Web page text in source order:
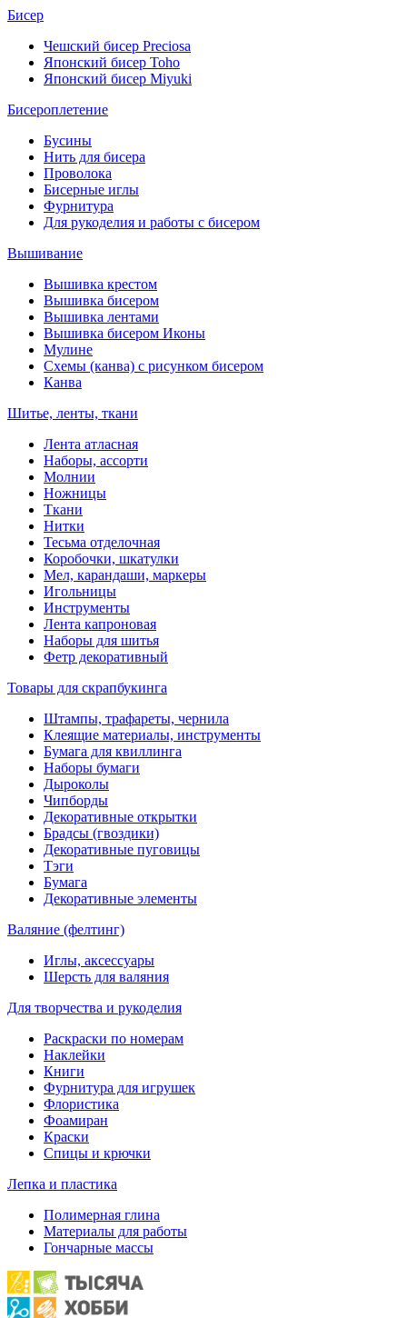
Бисер
Чешский бисер Preciosa
Японский бисер Toho
Японский бисер Miyuki
Бисероплетение
Бусины
Нить для бисера
Проволока
Бисерные иглы
Фурнитура
Для рукоделия и работы с бисером
Вышивание
Вышивка крестом
Вышивка бисером
Вышивка лентами
Вышивка бисером Иконы
Мулине
Схемы (канва) с рисунком бисером
Канва
Шитье, ленты, ткани
Лента атласная
Наборы, ассорти
Молнии
Ножницы
Ткани
Нитки
Тесьма отделочная
Коробочки, шкатулки
Мел, карандаши, маркеры
Игольницы
Инструменты
Лента капроновая
Наборы для шитья
Фетр декоративный
Товары для скрапбукинга
Штампы, трафареты, чернила
Клеящие материалы, инструменты
Бумага для квиллинга
Наборы бумаги
Дыроколы
Чипборды
Декоративные открытки
Брадсы (гвоздики)
Декоративные пуговицы
Тэги
Бумага
Декоративные элементы
Валяние (фелтинг)
Иглы, аксессуары
Шерсть для валяния
Для творчества и рукоделия
Раскраски по номерам
Наклейки
Книги
Фурнитура для игрушек
Флористика
Фоамиран
Краски
Спицы и крючки
Лепка и пластика
Полимерная глина
Материалы для работы
Гончарные массы